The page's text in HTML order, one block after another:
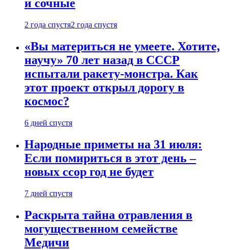
и сочные
2 года спустя2 года спустя
«Вы материться не умеете. Хотите,
научу» 70 лет назад в СССР
испытали ракету-монстра. Как
этот проект открыл дорогу в
космос?
6 дней спустя
Народные приметы на 31 июля:
Если помириться в этот день –
новых ссор год не будет
7 дней спустя
Раскрыта тайна отравления в
могущественном семействе
Медичи